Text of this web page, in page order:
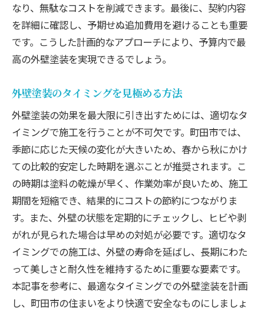
なり、無駄なコストを削減できます。最後に、契約内容
を詳細に確認し、予期せぬ追加費用を避けることも重要
です。こうした計画的なアプローチにより、予算内で最
高の外壁塗装を実現できるでしょう。
外壁塗装のタイミングを見極める方法
外壁塗装の効果を最大限に引き出すためには、適切なタ
イミングで施工を行うことが不可欠です。町田市では、
季節に応じた天候の変化が大きいため、春から秋にかけ
ての比較的安定した時期を選ぶことが推奨されます。こ
の時期は塗料の乾燥が早く、作業効率が良いため、施工
期間を短縮でき、結果的にコストの節約につながりま
す。また、外壁の状態を定期的にチェックし、ヒビや剥
がれが見られた場合は早めの対処が必要です。適切なタ
イミングでの施工は、外壁の寿命を延ばし、長期にわた
って美しさと耐久性を維持するために重要な要素です。
本記事を参考に、最適なタイミングでの外壁塗装を計画
し、町田市の住まいをより快適で安全なものにしましょ